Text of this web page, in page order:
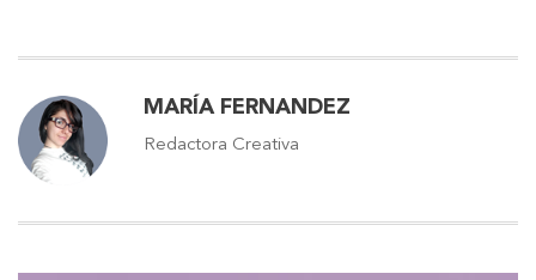
MARÍA FERNANDEZ
Redactora Creativa